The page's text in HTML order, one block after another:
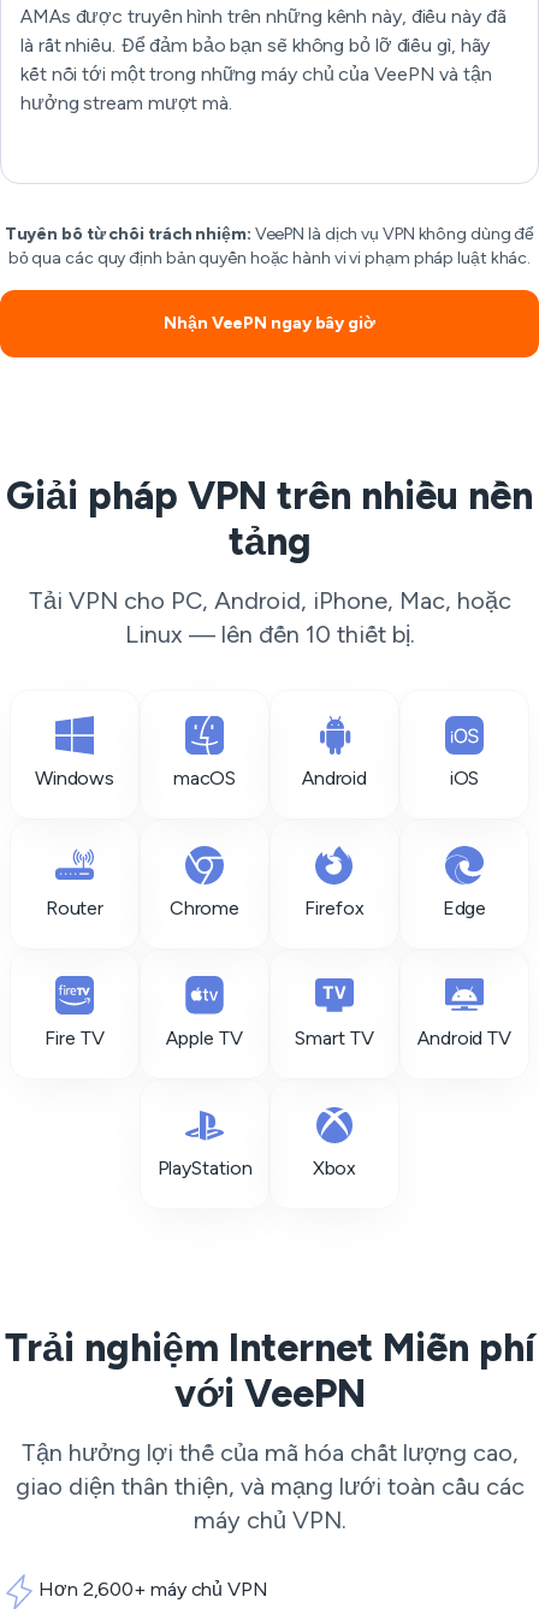
AMAs được truyền hình trên những kênh này, điều này đã
là rất nhiều. Để đảm bảo bạn sẽ không bỏ lỡ điều gì, hãy
kết nối tới một trong những máy chủ của VeePN và tận
hưởng stream mượt mà.
Tuyên bố từ chối trách nhiệm: VeePN là dịch vụ VPN không dùng để
bỏ qua các quy định bản quyền hoặc hành vi vi phạm pháp luật khác.
Nhận VeePN ngay bây giờ
Giải pháp VPN trên nhiều nền
tảng
Tải VPN cho PC, Android, iPhone, Mac, hoặc
Linux — lên đến 10 thiết bị.
Windows macOS Android iOS
Router Chrome Firefox Edge
Fire TV Apple TV Smart TV Android TV
PlayStation Xbox
Trải nghiệm Internet Miễn phí
với VeePN
Tận hưởng lợi thế của mã hóa chất lượng cao,
giao diện thân thiện, và mạng lưới toàn cầu các
máy chủ VPN.
Hơn 2,600+ máy chủ VPN